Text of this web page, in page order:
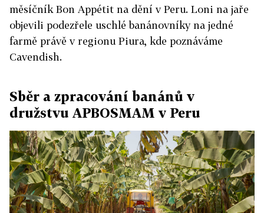
měsíčník Bon Appétit na dění v Peru. Loni na jaře
objevili podezřele uschlé banánovníky na jedné
farmě právě v regionu Piura, kde poznáváme
Cavendish.
Sběr a zpracování banánů v
družstvu APBOSMAM v Peru